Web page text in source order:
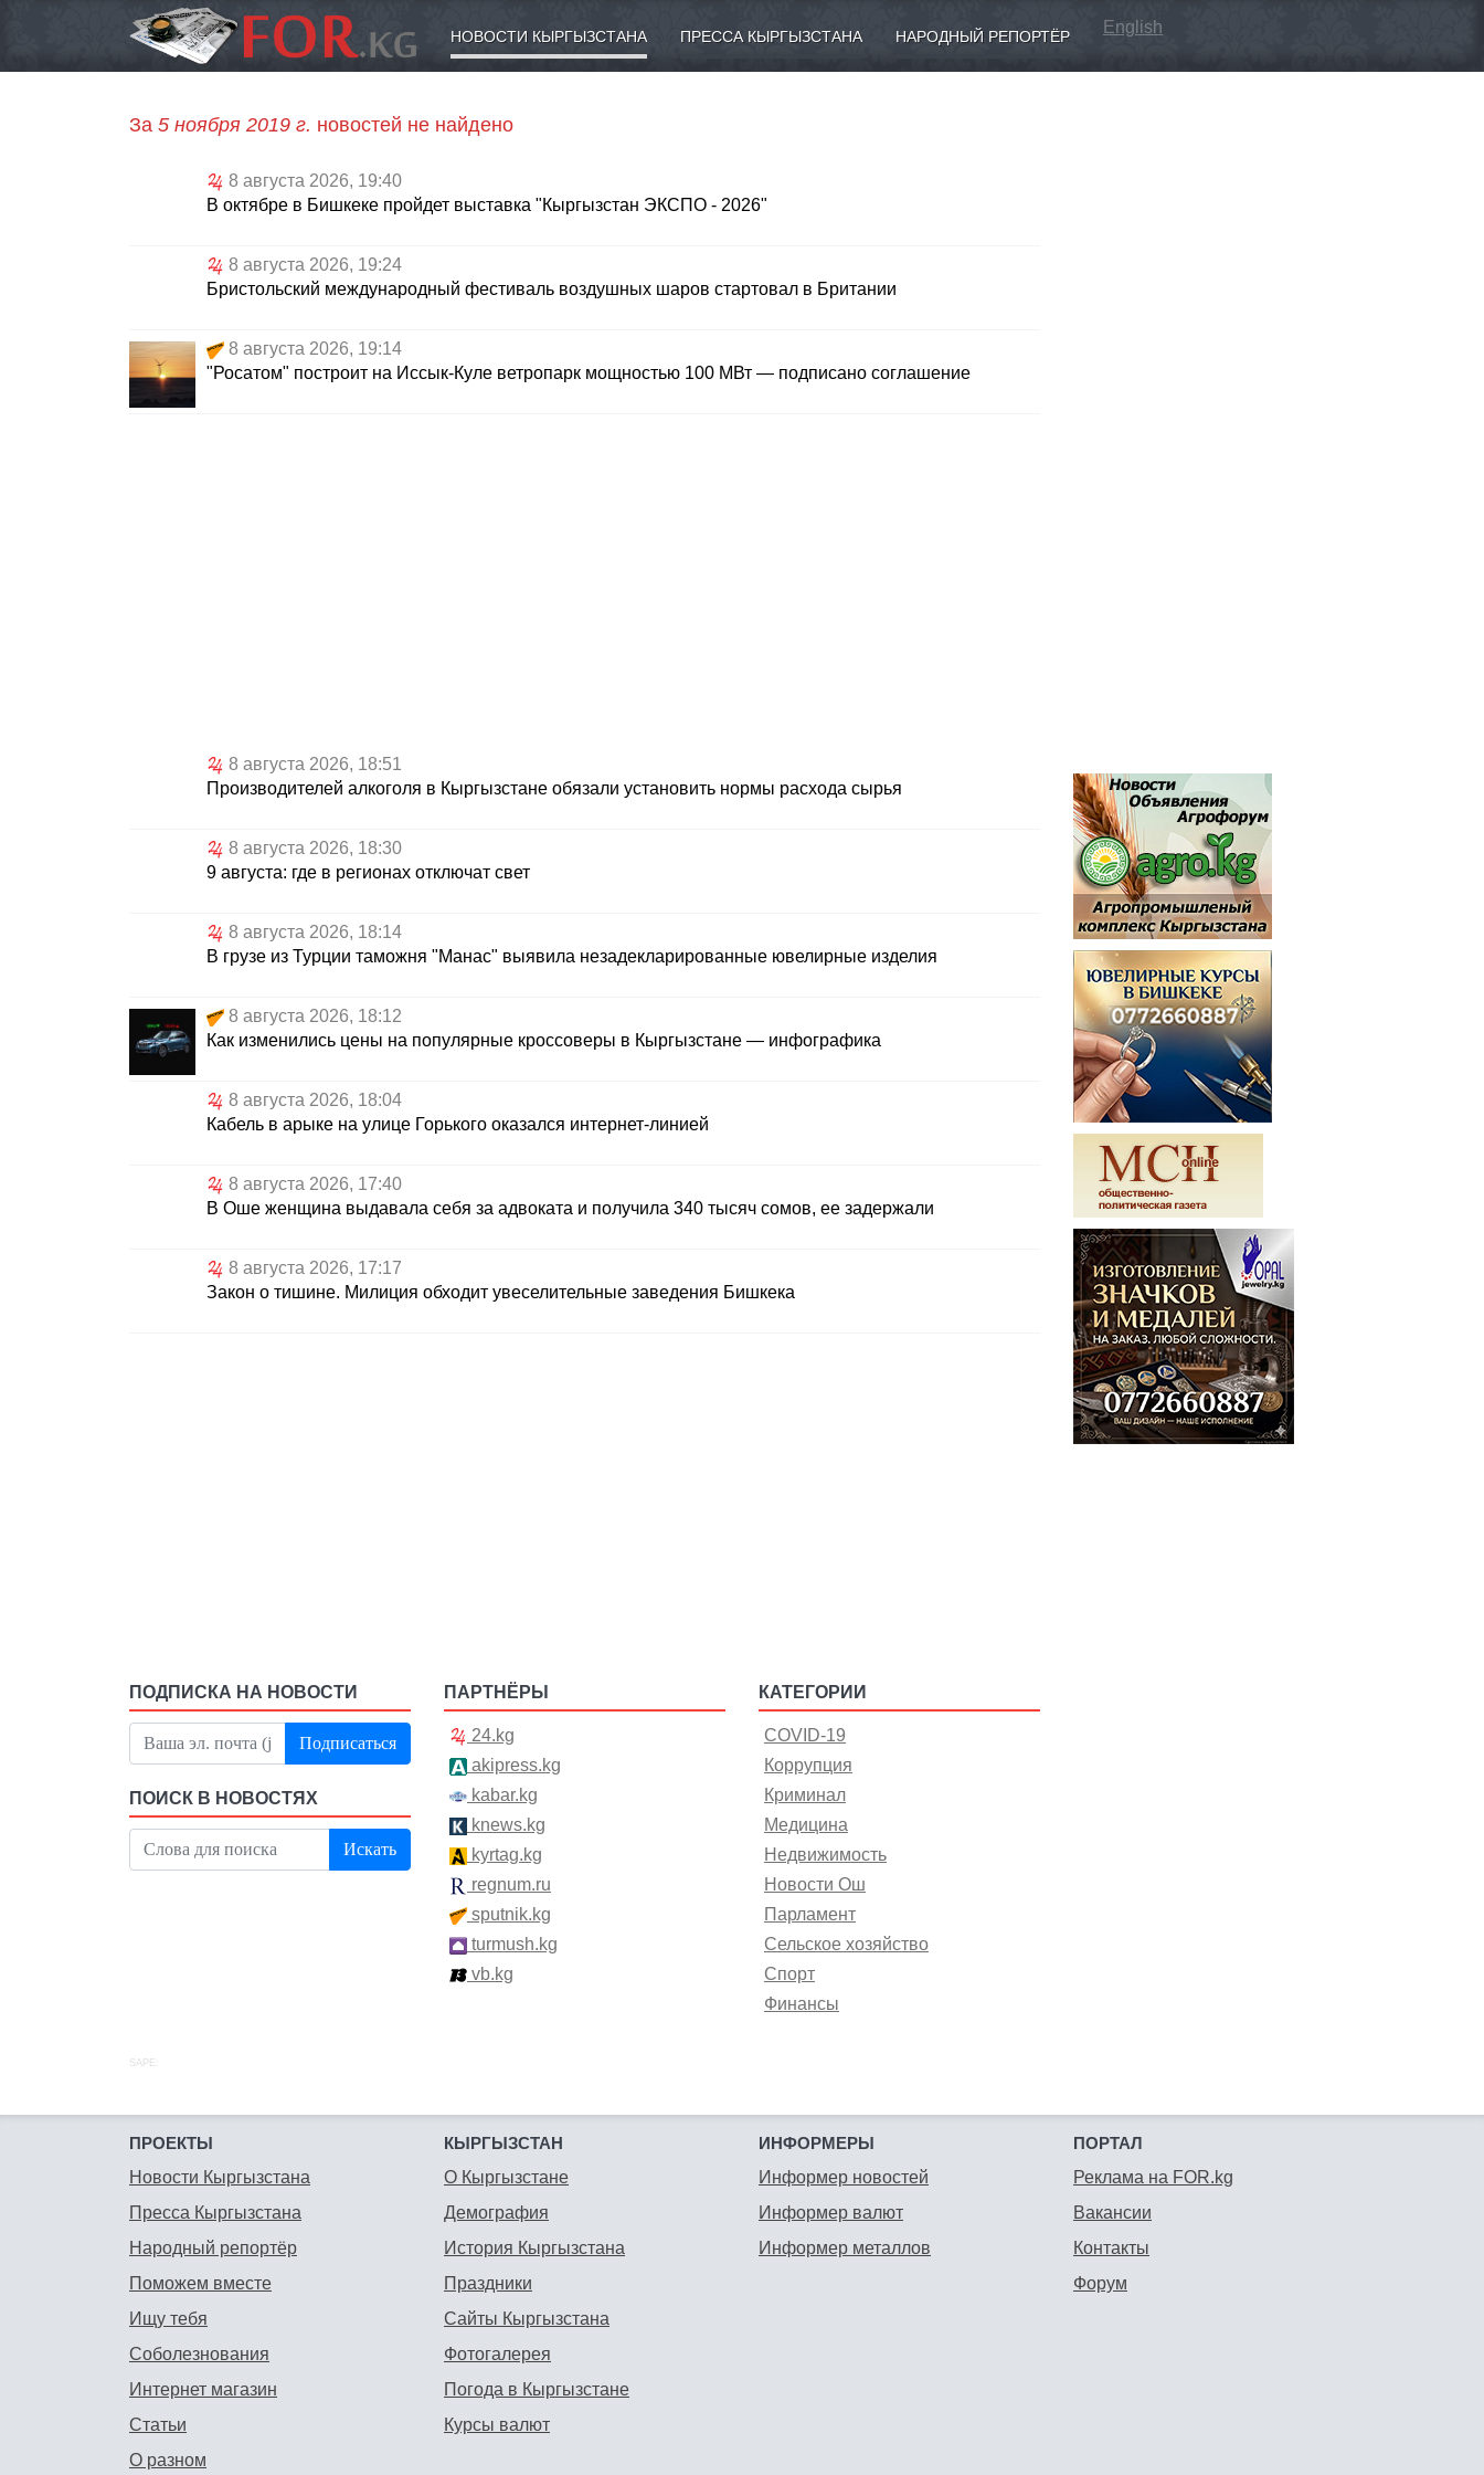
НОВОСТИ КЫРГЫЗСТАНА ПРЕССА КЫРГЫЗСТАНА НАРОДНЫЙ РЕПОРТЁР English
За 5 ноября 2019 г. новостей не найдено
8 августа 2026, 19:40
В октябре в Бишкеке пройдет выставка "Кыргызстан ЭКСПО - 2026"
8 августа 2026, 19:24
Бристольский международный фестиваль воздушных шаров стартовал в Британии
8 августа 2026, 19:14
"Росатом" построит на Иссык-Куле ветропарк мощностью 100 МВт — подписано соглашение
8 августа 2026, 18:51
Производителей алкоголя в Кыргызстане обязали установить нормы расхода сырья
8 августа 2026, 18:30
9 августа: где в регионах отключат свет
8 августа 2026, 18:14
В грузе из Турции таможня "Манас" выявила незадекларированные ювелирные изделия
8 августа 2026, 18:12
Как изменились цены на популярные кроссоверы в Кыргызстане — инфографика
8 августа 2026, 18:04
Кабель в арыке на улице Горького оказался интернет-линией
8 августа 2026, 17:40
В Оше женщина выдавала себя за адвоката и получила 340 тысяч сомов, ее задержали
8 августа 2026, 17:17
Закон о тишине. Милиция обходит увеселительные заведения Бишкека
ПОДПИСКА НА НОВОСТИ
Подписаться
ПОИСК В НОВОСТЯХ
Искать
ПАРТНЁРЫ
24.kg
akipress.kg
kabar.kg
knews.kg
kyrtag.kg
regnum.ru
sputnik.kg
turmush.kg
vb.kg
КАТЕГОРИИ
COVID-19
Коррупция
Криминал
Медицина
Недвижимость
Новости Ош
Парламент
Сельское хозяйство
Спорт
Финансы
SAPE:
ПРОЕКТЫ
Новости Кыргызстана
Пресса Кыргызстана
Народный репортёр
Поможем вместе
Ищу тебя
Соболезнования
Интернет магазин
Статьи
О разном
КЫРГЫЗСТАН
О Кыргызстане
Демография
История Кыргызстана
Праздники
Сайты Кыргызстана
Фотогалерея
Погода в Кыргызстане
Курсы валют
ИНФОРМЕРЫ
Информер новостей
Информер валют
Информер металлов
ПОРТАЛ
Реклама на FOR.kg
Вакансии
Контакты
Форум